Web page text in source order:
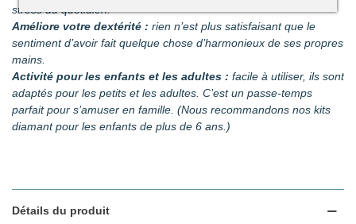
stress du quotidien.
Améliore votre dextérité : rien n’est plus satisfaisant que le
sentiment d’avoir fait quelque chose d’harmonieux de ses propres
mains.
Activité pour les enfants et les adultes : facile à utiliser, ils sont
adaptés pour les petits et les adultes. C’est un passe-temps
parfait pour s’amuser en famille. (Nous recommandons nos kits
diamant pour les enfants de plus de 6 ans.)
Détails du produit